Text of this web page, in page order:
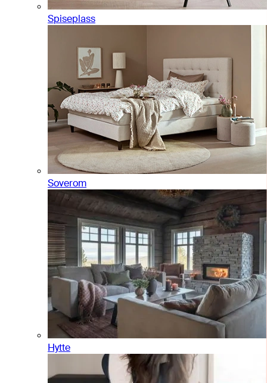
Spiseplass
Soverom
Hytte